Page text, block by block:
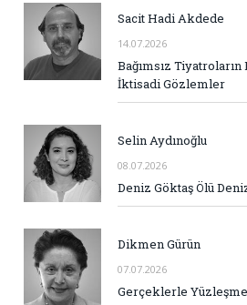
Sacit Hadi Akdede
14.07.2026
Bağımsız Tiyatroların
İktisadi Gözlemler
Selin Aydınoğlu
08.07.2026
Deniz Göktaş Ölü
Dikmen Gürün
07.07.2026
Gerçeklerle